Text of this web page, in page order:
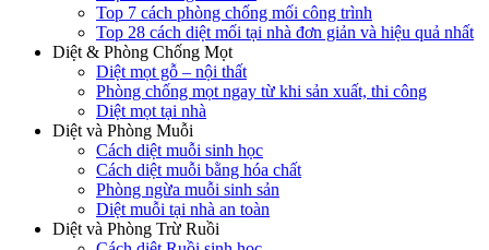
Top 7 cách phòng chống mối công trình
Top 28 cách diệt mối tại nhà đơn giản và hiệu quả nhất
Diệt & Phòng Chống Mọt
Diệt mọt gỗ – nội thất
Phòng chống mọt ngay từ khi sản xuất, thi công
Diệt mọt tại nhà
Diệt và Phòng Muỗi
Cách diệt muỗi sinh học
Cách diệt muỗi bằng hóa chất
Phòng ngừa muỗi sinh sản
Diệt muỗi tại nhà an toàn
Diệt và Phòng Trừ Ruồi